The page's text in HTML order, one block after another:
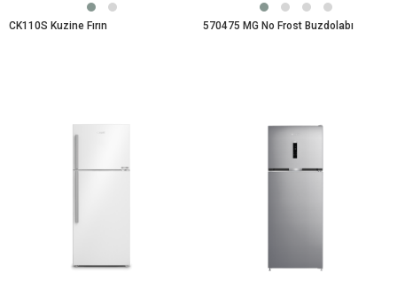
CK110S Kuzine Fırın 570475 MG No Frost Buzdolabı